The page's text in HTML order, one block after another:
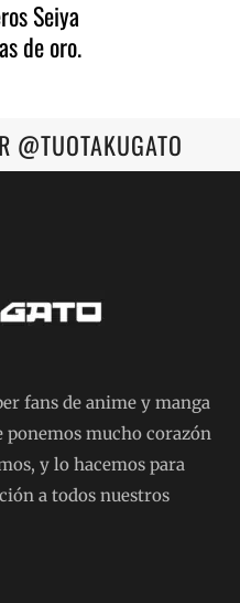
Seiya
de oro.
@TUOTAKUGATO
fans de anime y manga
ponemos mucho corazón
y lo hacemos para
a todos nuestros